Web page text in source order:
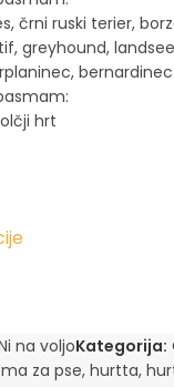
črni ruski terier,
greyhound,
bernardinec
hrt
na voljoKategorija:
za pse, hurtta,